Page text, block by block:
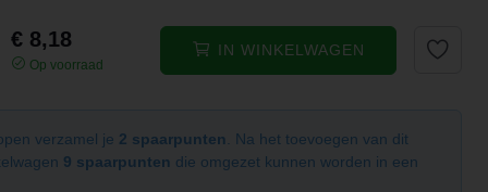
€ 8,18
Op voorraad
IN WINKELWAGEN
verzamel je 2 spaarpunten
. Na het toevoegen van dit
9 spaarpunten die omgezet kunnen worden in een